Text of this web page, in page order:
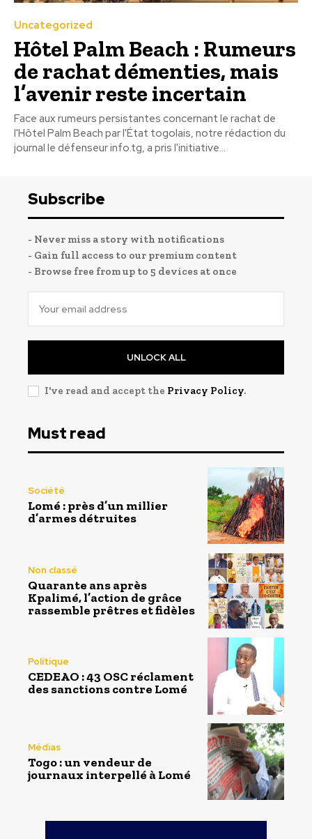
Uncategorized
Hôtel Palm Beach : Rumeurs
de rachat démenties, mais
l’avenir reste incertain
Face aux rumeurs persistantes concernant le rachat de
l'Hôtel Palm Beach par l'État togolais, notre rédaction du
journal le défenseur info.tg, a pris l'initiative...
Subscribe
- Never miss a story with notifications
- Gain full access to our premium content
- Browse free from up to 5 devices at once
UNLOCK ALL
I've read and accept the Privacy Policy.
Must read
Société
Lomé : près d’un millier
d’armes détruites
Non classé
Quarante ans après
Kpalimé, l’action de grâce
rassemble prêtres et fidèles
Politique
CEDEAO : 43 OSC réclament
des sanctions contre Lomé
Médias
Togo : un vendeur de
journaux interpellé à Lomé